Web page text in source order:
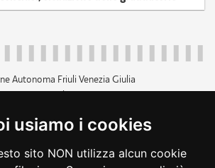
usiamo i cookies
sito NON utilizza alcun cookie
Autonoma Friuli Venezia Giulia
p.iva 00526040324
+39 040 3771111